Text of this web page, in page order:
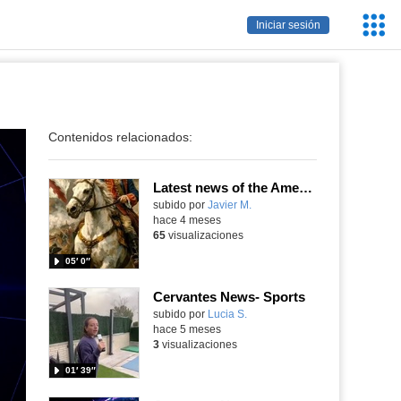
Iniciar sesión
Contenidos relacionados:
Latest news of the America War of Independence
Contenido educativo.
subido por Javier M.
05′ 0″
hace 4 meses
65visualizaciones
Cervantes News- Sports
Contenido educativo.
subido por Lucia S.
01′ 39″
hace 5 meses
3visualizaciones